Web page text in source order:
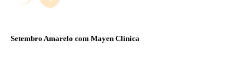
Setembro Amarelo com Mayen Clinica